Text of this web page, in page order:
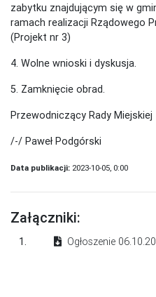
zabytku znajdującym się w
ramach realizacji Rządowego
(Projekt nr 3)
4. Wolne wnioski i dyskusja.
5. Zamknięcie obrad.
Przewodniczący Rady Miejskiej
/-/ Paweł Podgórski
Data publikacji: 2023-10-05, 0:00
Załączniki:
1. Ogłoszenie